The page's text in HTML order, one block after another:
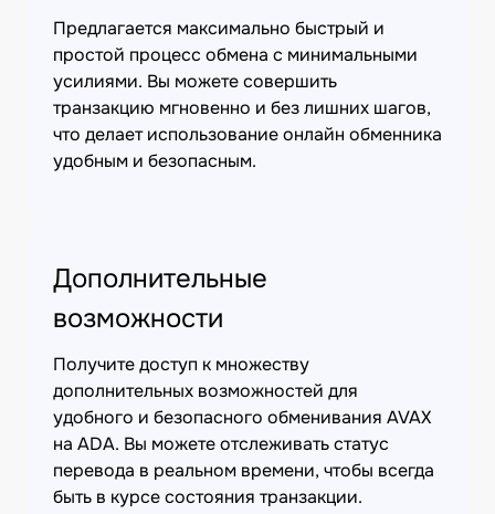
Предлагается максимально быстрый и
простой процесс обмена с минимальными
усилиями. Вы можете совершить
транзакцию мгновенно и без лишних шагов,
что делает использование онлайн обменника
удобным и безопасным.
Дополнительные
возможности
Получите доступ к множеству
дополнительных возможностей для
удобного и безопасного обменивания AVAX
на ADA. Вы можете отслеживать статус
перевода в реальном времени, чтобы всегда
быть в курсе состояния транзакции.